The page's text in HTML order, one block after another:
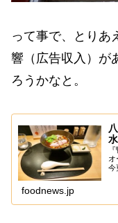
って事で、とりあ
響（広告収入）が
ろうかなと。
オ
今
foodnews.jp